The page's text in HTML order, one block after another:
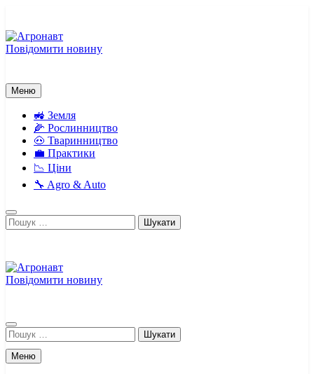
вмісту
Повідомити новину
Меню
🚜 Земля
🌽 Рослинництво
🐽 Тваринництво
💼 Практики
📉 Ціни
🔧 Agro & Auto
Пошук:
Повідомити новину
Пошук:
Меню